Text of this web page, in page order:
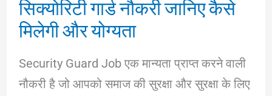
सिक्योरिटी गार्ड नौकरी जानिए कैसे
मिलेगी और योग्यता
Security Guard Job एक मान्यता प्राप्त करने वाली
नौकरी है जो आपको समाज की सुरक्षा और सुरक्षा के लिए